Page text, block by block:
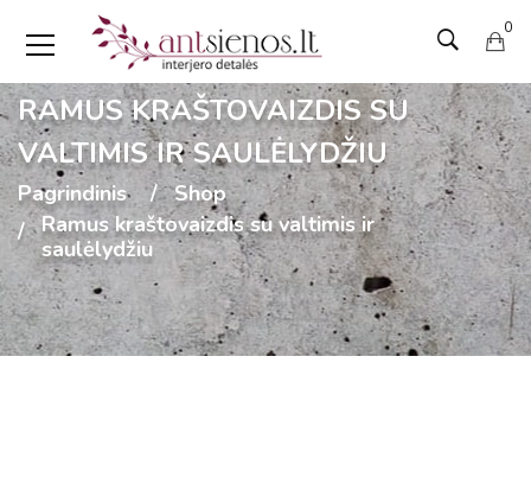
0
RAMUS KRAŠTOVAIZDIS SU
VALTIMIS IR SAULĖLYDŽIU
Pagrindinis
Shop
Ramus kraštovaizdis su valtimis ir
saulėlydžiu